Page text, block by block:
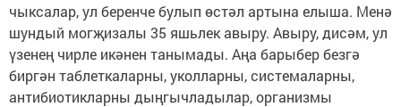
чыксалар, ул беренче булып өстәл артына елыша. Менә
шундый могҗизалы 35 яшьлек авыру. Авыру, дисәм, ул
үзенең чирле икәнен танымады. Аңа барыбер безгә
биргән таблеткаларны, уколларны, системаларны,
антибиотикларны дыңгычладылар, организмы